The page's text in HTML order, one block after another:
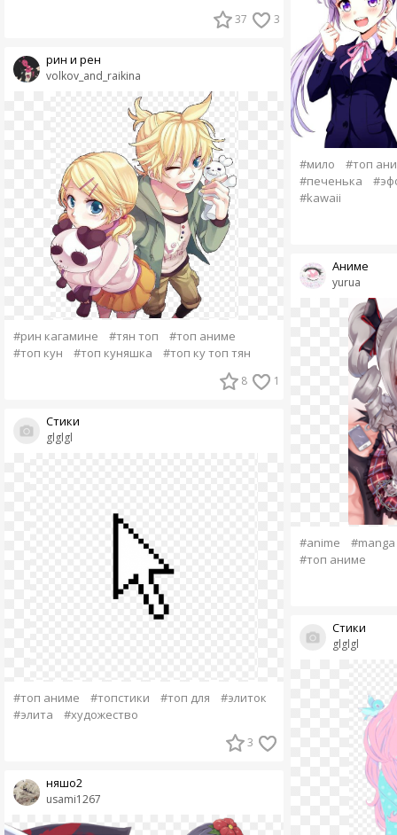
37 3
volkov_and_raikina
рин и рен
#рин кагамине #тян топ
#топ аниме
#топ кун
#топ куняшка #топ ку топ тян
8 1
glglgl
Стики
#топ аниме #топстики #топ для
#элиток
#элита
#художество
3
usami1267
няшо2
#мило
#топ
#печенька
#kawaii
yurua
Аниме
#anime
#manga
#топ аниме
glglgl
Стики